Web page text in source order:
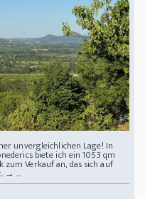
unvergleichlichen Lage! In
biete ich ein 1053 qm
Verkauf an, das sich auf
→ ...